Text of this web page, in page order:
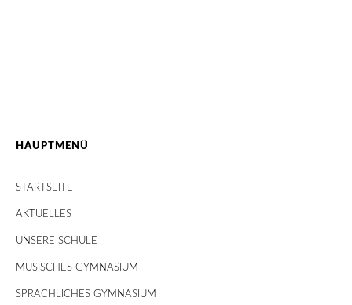
HAUPTMENÜ
STARTSEITE
AKTUELLES
UNSERE SCHULE
MUSISCHES GYMNASIUM
SPRACHLICHES GYMNASIUM